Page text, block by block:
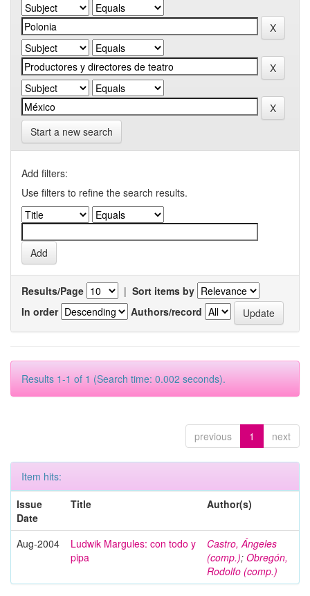
Start a new search
Add filters:
Use filters to refine the search results.
Results/Page | Sort items by
In order
Authors/record
Results 1-1 of 1 (Search time: 0.002 seconds).
previous 1 next
Item hits:
Issue
Date
Title Author(s)
Aug-2004
Ludwik Margules: con todo y
pipa
Castro, Ángeles
(comp.); Obregón,
Rodolfo (comp.)